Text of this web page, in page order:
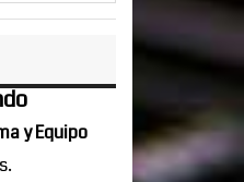
y Equipo